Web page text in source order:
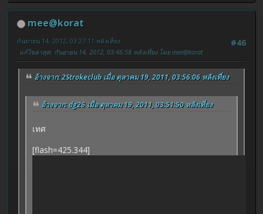
mee@korat
#46
กันยายน 14, 2012, 03:27:11 หลังเที่ยง
แก้ไขล่าสุด: กันยายน 14, 2012, 03:46:58 หลังเที่ยง โดย mee@korat
อ้างจาก: 2Strokeclub เมื่อ ตุลาคม 19, 2011, 03:56:06 หลังเที่ยง
อ้างจาก: dg26 เมื่อ ตุลาคม 19, 2011, 03:51:50 หลังเที่ยง
เทศ
[flash=425.344]